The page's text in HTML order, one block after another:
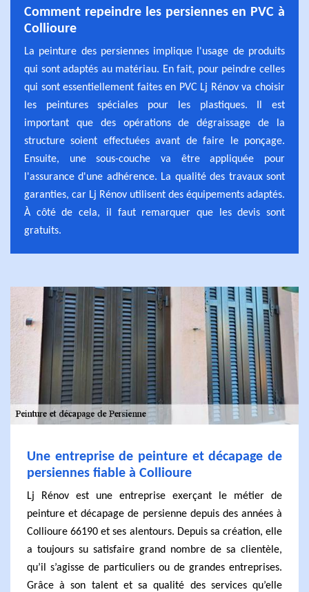
Comment repeindre les persiennes en PVC à
Collioure
La peinture des persiennes implique l'usage de produits
qui sont adaptés au matériau. En fait, pour peindre celles
qui sont essentiellement faites en PVC Lj Rénov va choisir
les peintures spéciales pour les plastiques. Il est
important que des opérations de dégraissage de la
structure soient effectuées avant de faire le ponçage.
Ensuite, une sous-couche va être appliquée pour
l'assurance d'une adhérence. La qualité des travaux sont
garanties, car Lj Rénov utilisent des équipements adaptés.
À côté de cela, il faut remarquer que les devis sont
gratuits.
Une entreprise de peinture et décapage de
persiennes fiable à Collioure
Lj Rénov est une entreprise exerçant le métier de
peinture et décapage de persienne depuis des années à
Collioure 66190 et ses alentours. Depuis sa création, elle
a toujours su satisfaire grand nombre de sa clientèle,
qu’il s’agisse de particuliers ou de grandes entreprises.
Grâce à son talent et sa qualité des services qu’elle